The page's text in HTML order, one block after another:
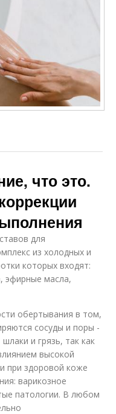
что это.
для
из холодных и
которых входят:
эфирные масла,
обертывания в том,
сосуды и поры -
и грязь, так как
высокой
при здоровой коже
варикозное
патологии. В любом